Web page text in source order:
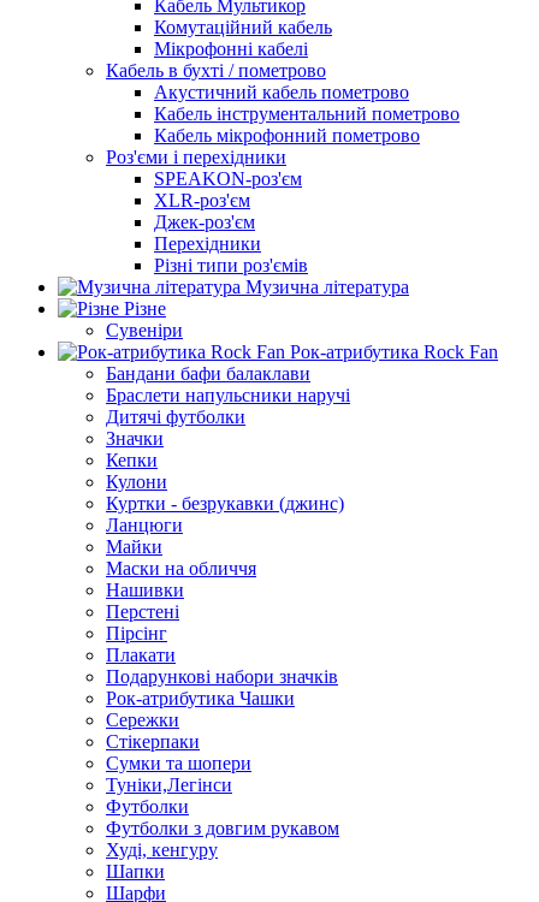
Кабель Мультикор
Комутаційний кабель
Мікрофонні кабелі
Кабель в бухті / пометрово
Акустичний кабель пометрово
Кабель інструментальний пометрово
Кабель мікрофонний пометрово
Роз'єми і перехідники
SPEAKON-роз'єм
XLR-роз'єм
Джек-роз'єм
Перехідники
Різні типи роз'ємів
Музична література
Різне
Сувеніри
Рок-атрибутика Rock Fan
Бандани бафи балаклави
Браслети напульсники наручі
Дитячі футболки
Значки
Кепки
Кулони
Куртки - безрукавки (джинс)
Ланцюги
Майки
Маски на обличчя
Нашивки
Перстені
Пірсінг
Плакати
Подарункові набори значків
Рок-атрибутика Чашки
Сережки
Стікерпаки
Сумки та шопери
Туніки,Легінси
Футболки
Футболки з довгим рукавом
Худі, кенгуру
Шапки
Шарфи